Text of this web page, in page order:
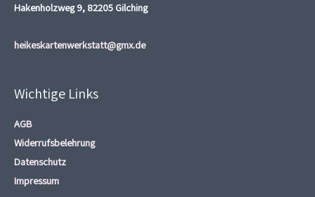
Hakenholzweg 9, 82205 Gilching
heikeskartenwerkstatt@gmx.de
Wichtige Links
AGB
Widerrufsbelehrung
Datenschutz
Impressum